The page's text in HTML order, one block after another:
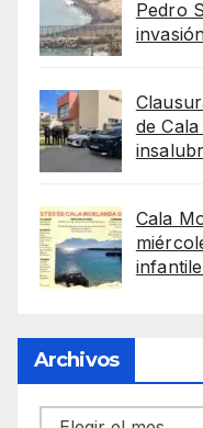
Pedro
de
Cala
Archivos
Archivos